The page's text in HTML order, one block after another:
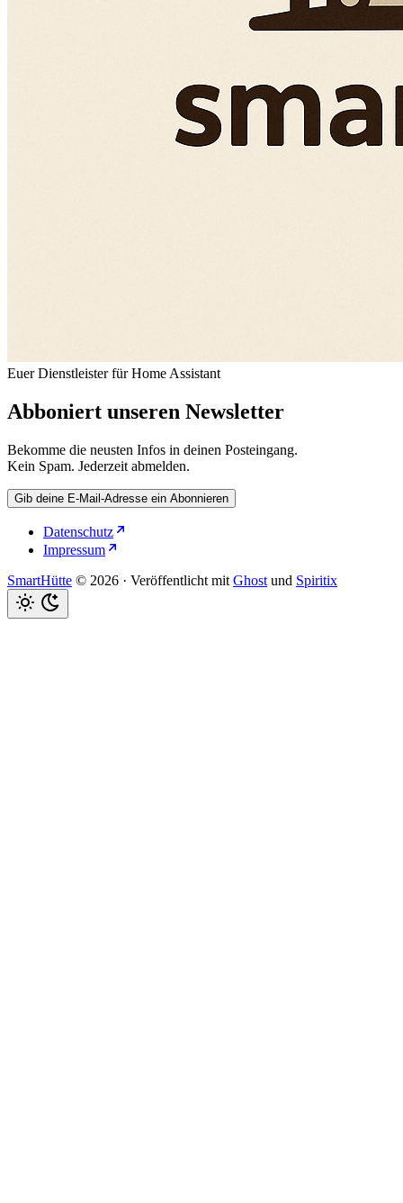
Euer Dienstleister für Home Assistant
Abboniert unseren Newsletter
Bekomme die neusten Infos in deinen Posteingang.
Kein Spam. Jederzeit abmelden.
Gib deine E-Mail-Adresse ein Abonnieren
Datenschutz
Impressum
SmartHütte © 2026 · Veröffentlicht mit Ghost und Spiritix